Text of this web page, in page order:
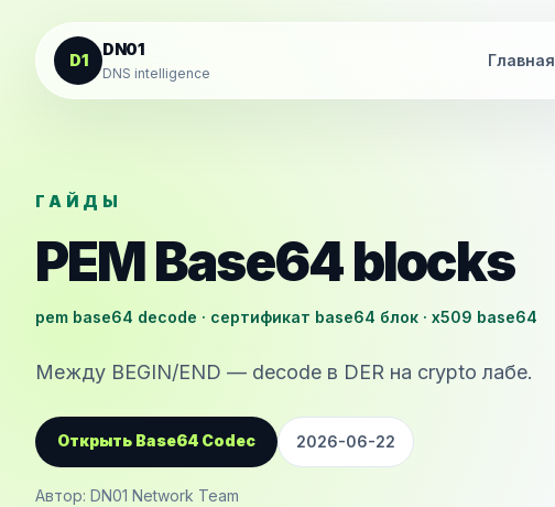
К содержанию
D1
DN01
DNS intelligence
Главная
ГАЙДЫ
PEM Base64 blocks
pem base64 decode · сертификат base64 блок · x509 base64
Между BEGIN/END — decode в DER на crypto лабе.
Открыть Base64 Codec 2026-06-22
Автор: DN01 Network Team